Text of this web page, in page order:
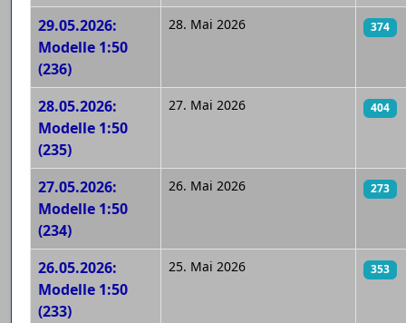
29.05.2026:
Modelle 1:50
(236)
28. Mai 2026 374
28.05.2026:
Modelle 1:50
(235)
27. Mai 2026 404
27.05.2026:
Modelle 1:50
(234)
26. Mai 2026 273
26.05.2026:
Modelle 1:50
(233)
25. Mai 2026 353